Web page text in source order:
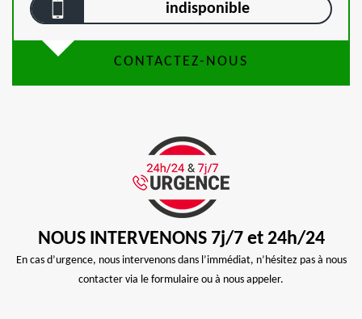
indisponible
CONTACTEZ-NOUS
NOUS INTERVENONS 7j/7 et 24h/24
En cas d’urgence, nous intervenons dans l’immédiat, n’hésitez pas à nous
contacter via le formulaire ou à nous appeler.